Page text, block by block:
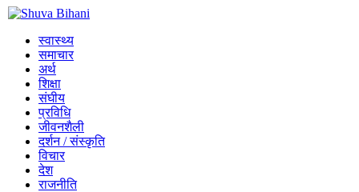
स्वास्थ्य
समाचार
अर्थ
शिक्षा
संघीय
प्रविधि
जीवनशैली
दर्शन / संस्कृति
विचार
देश
राजनीति